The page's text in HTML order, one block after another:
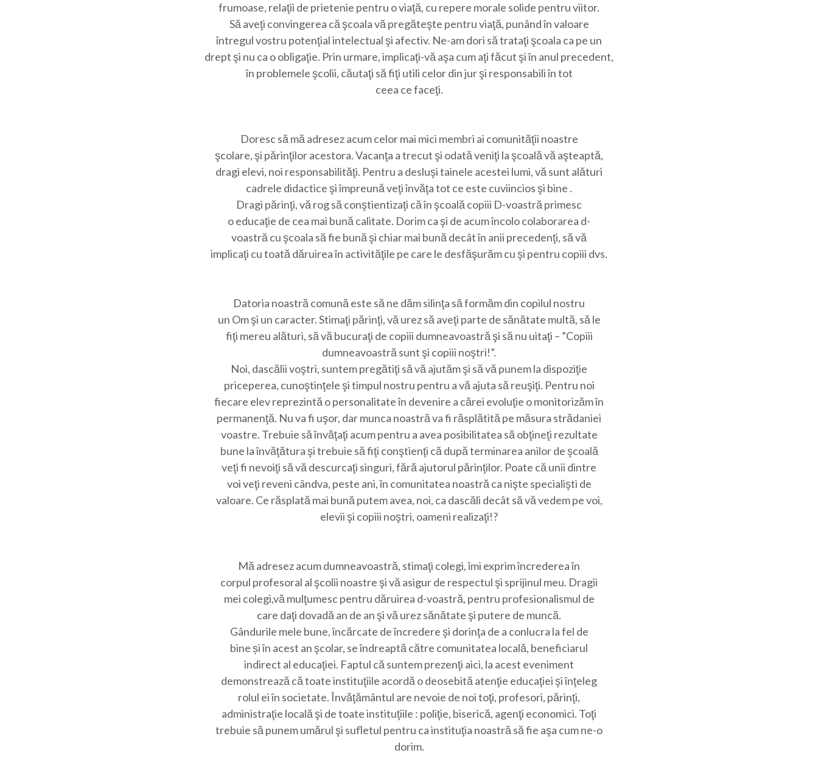
frumoase, relaţii de prietenie pentru o viaţă, cu repere morale solide pentru viitor.
Să aveţi convingerea că şcoala vă pregăteşte pentru viaţă, punând în valoare
întregul vostru potenţial intelectual şi afectiv. Ne-am dori să trataţi şcoala ca pe un
drept şi nu ca o obligaţie. Prin urmare, implicaţi-vă aşa cum aţi făcut şi în anul precedent,
în problemele şcolii, căutaţi să fiţi utili celor din jur şi responsabili în tot
ceea ce faceţi.
Doresc să mă adresez acum celor mai mici membri ai comunităţii noastre
şcolare, şi părinţilor acestora. Vacanţa a trecut şi odată veniţi la şcoală vă aşteaptă,
dragi elevi, noi responsabilităţi. Pentru a desluşi tainele acestei lumi, vă sunt alături
cadrele didactice şi împreună veţi învăţa tot ce este cuviincios şi bine .
Dragi părinţi, vă rog să conştientizaţi că în şcoală copiii D-voastră primesc
o educaţie de cea mai bună calitate. Dorim ca şi de acum încolo colaborarea d-
voastră cu şcoala să fie bună şi chiar mai bună decât în anii precedenţi, să vă
implicaţi cu toată dăruirea în activităţile pe care le desfăşurăm cu şi pentru copiii dvs.
Datoria noastră comună este să ne dăm silinţa să formăm din copilul nostru
un Om şi un caracter. Stimaţi părinţi, vă urez să aveţi parte de sănătate multă, să le
fiţi mereu alături, să vă bucuraţi de copiii dumneavoastră şi să nu uitaţi – ”Copiii
dumneavoastră sunt şi copiii noştri!”.
Noi, dascălii voştri, suntem pregătiţi să vă ajutăm şi să vă punem la dispoziţie
priceperea, cunoştinţele şi timpul nostru pentru a vă ajuta să reuşiţi. Pentru noi
fiecare elev reprezintă o personalitate în devenire a cărei evoluţie o monitorizăm în
permanenţă. Nu va fi uşor, dar munca noastră va fi răsplătită pe măsura strădaniei
voastre. Trebuie să învăţaţi acum pentru a avea posibilitatea să obţineţi rezultate
bune la învăţătura şi trebuie să fiţi conştienţi că după terminarea anilor de şcoală
veţi fi nevoiţi să vă descurcaţi singuri, fără ajutorul părinţilor. Poate că unii dintre
voi veţi reveni cândva, peste ani, în comunitatea noastră ca nişte specialişti de
valoare. Ce răsplată mai bună putem avea, noi, ca dascăli decât să vă vedem pe voi,
elevii şi copiii noştri, oameni realizaţi!?
Mă adresez acum dumneavoastră, stimaţi colegi, îmi exprim încrederea în
corpul profesoral al şcolii noastre şi vă asigur de respectul şi sprijinul meu. Dragii
mei colegi,vă mulţumesc pentru dăruirea d-voastră, pentru profesionalismul de
care daţi dovadă an de an şi vă urez sănătate şi putere de muncă.
Gândurile mele bune, încărcate de încredere şi dorinţa de a conlucra la fel de
bine și în acest an şcolar, se îndreaptă către comunitatea locală, beneficiarul
indirect al educaţiei. Faptul că suntem prezenţi aici, la acest eveniment
demonstrează că toate instituţiile acordă o deosebită atenţie educaţiei şi înţeleg
rolul ei în societate. Învăţământul are nevoie de noi toţi, profesori, părinţi,
administraţie locală şi de toate instituţiile : poliţie, biserică, agenţi economici. Toţi
trebuie să punem umărul şi sufletul pentru ca instituţia noastră să fie aşa cum ne-o
dorim.